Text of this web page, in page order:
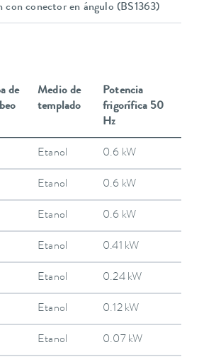
con conector en ángulo (BS1363)
de
Medio de
templado
Potencia
frigorífica 50
Hz
Etanol 0.6 kW
Etanol 0.6 kW
Etanol 0.6 kW
Etanol 0.41 kW
Etanol 0.24 kW
Etanol 0.12 kW
Etanol 0.07 kW